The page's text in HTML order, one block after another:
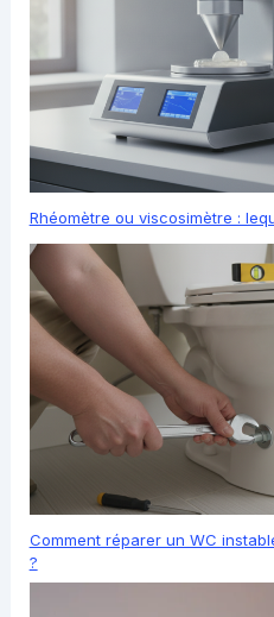
Rhéomètre ou viscosimètre :
Comment réparer un WC
?